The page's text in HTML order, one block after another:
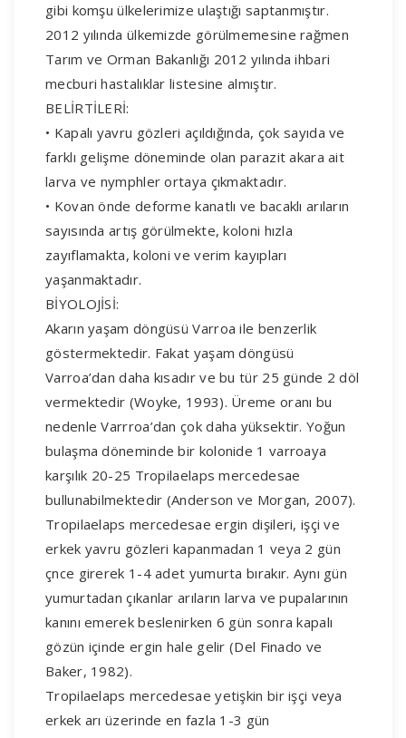
gibi komşu ülkelerimize ulaştığı saptanmıştır.
2012 yılında ülkemizde görülmemesine rağmen
Tarım ve Orman Bakanlığı 2012 yılında ihbari
mecburi hastalıklar listesine almıştır.
BELİRTİLERİ:
• Kapalı yavru gözleri açıldığında, çok sayıda ve
farklı gelişme döneminde olan parazit akara ait
larva ve nymphler ortaya çıkmaktadır.
• Kovan önde deforme kanatlı ve bacaklı arıların
sayısında artış görülmekte, koloni hızla
zayıflamakta, koloni ve verim kayıpları
yaşanmaktadır.
BİYOLOJİSİ:
Akarın yaşam döngüsü Varroa ile benzerlik
göstermektedir. Fakat yaşam döngüsü
Varroa’dan daha kısadır ve bu tür 25 günde 2 döl
vermektedir (Woyke, 1993). Üreme oranı bu
nedenle Varrroa’dan çok daha yüksektir. Yoğun
bulaşma döneminde bir kolonide 1 varroaya
karşılık 20-25 Tropilaelaps mercedesae
bullunabilmektedir (Anderson ve Morgan, 2007).
Tropilaelaps mercedesae ergin dişileri, işçi ve
erkek yavru gözleri kapanmadan 1 veya 2 gün
çnce girerek 1-4 adet yumurta bırakır. Aynı gün
yumurtadan çıkanlar arıların larva ve pupalarının
kanını emerek beslenirken 6 gün sonra kapalı
gözün içinde ergin hale gelir (Del Finado ve
Baker, 1982).
Tropilaelaps mercedesae yetişkin bir işçi veya
erkek arı üzerinde en fazla 1-3 gün